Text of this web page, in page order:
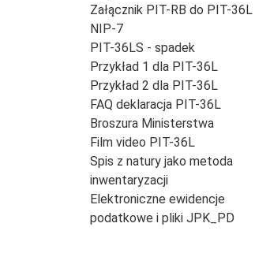
Załącznik PIT-RB do PIT-36L
NIP-7
PIT-36LS - spadek
Przykład 1 dla PIT-36L
Przykład 2 dla PIT-36L
FAQ deklaracja PIT-36L
Broszura Ministerstwa
Film video PIT-36L
Spis z natury jako metoda
inwentaryzacji
Elektroniczne ewidencje
podatkowe i pliki JPK_PD